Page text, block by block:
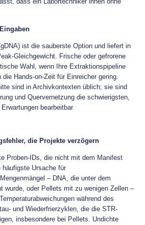
ist die sauberste Option und liefert in
Gleichgewicht. Frische oder gefrorene
Wahl, wenn Ihre Extraktionspipeline
Hands-on-Zeit für Einreicher gering.
sind in Archivkontexten üblich; sie sind
und Quervernetzung die schwierigsten,
bearbeitbar.
die Projekte verzögern
Proben-IDs, die nicht mit dem Manifest
Ursache für
– DNA, die unter dem
wurde, oder Pellets mit zu wenigen Zellen –
während des
und Wiederfrierzyklen, die die STR-
insbesondere bei Pellets. Undichte